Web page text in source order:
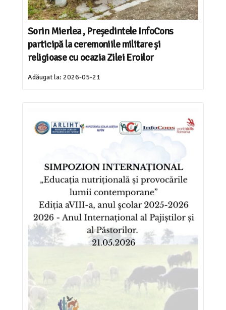
Sorin Mierlea , Președintele InfoCons
participă la ceremoniile militare și
religioase cu ocazia Zilei Eroilor
Adăugat la: 2026-05-21